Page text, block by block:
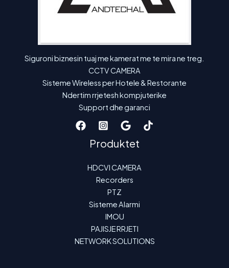
Siguroni biznesin tuaj me kamerat me te mira ne treg.
CCTV CAMERA
Sisteme Wireless per Hotele & Restorante
Ndertim rrjetesh kompjuterike
Support dhe garanci
Produktet
HDCVI CAMERA
Recorders
PTZ
Sisteme Alarmi
IMOU
PAJISJE RRJETI
NETWORK SOLUTIONS